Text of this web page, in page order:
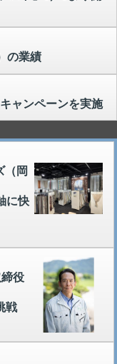
の業績
ャンペーンを実施
（岡
に快
役
戦